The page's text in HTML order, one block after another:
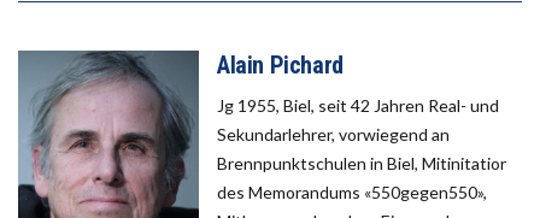
Alain Pichard
Jg 1955, Biel, seit 42 Jahren Real- und
Sekundarlehrer, vorwiegend an
Brennpunktschulen in Biel, Mitinitatior
des Memorandums «550gegen550»,